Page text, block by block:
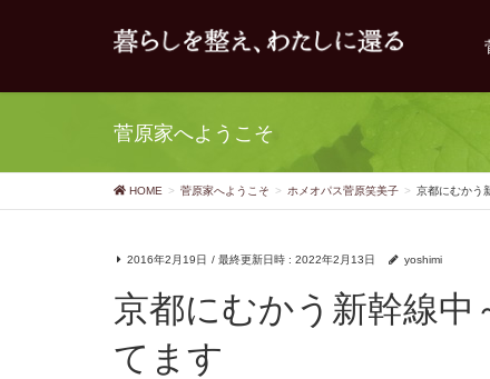
菅原家へようこそ
HOME 菅原家へようこそ ホメオパス菅原笑美子 京都にむかう
2016年2月19日 / 最終更新日時 : 2022年2月13日 yoshimi
京都にむかう新幹線中～Mag-p.というレメディが効い
てます